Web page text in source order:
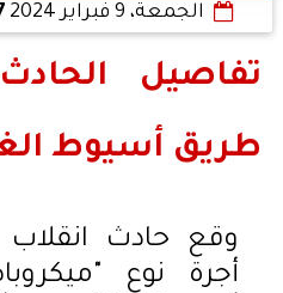
الجمعة، 9 فبراير 2024
تفاصيل
طريق أسيوط
وقع حادث
أجرة نوع